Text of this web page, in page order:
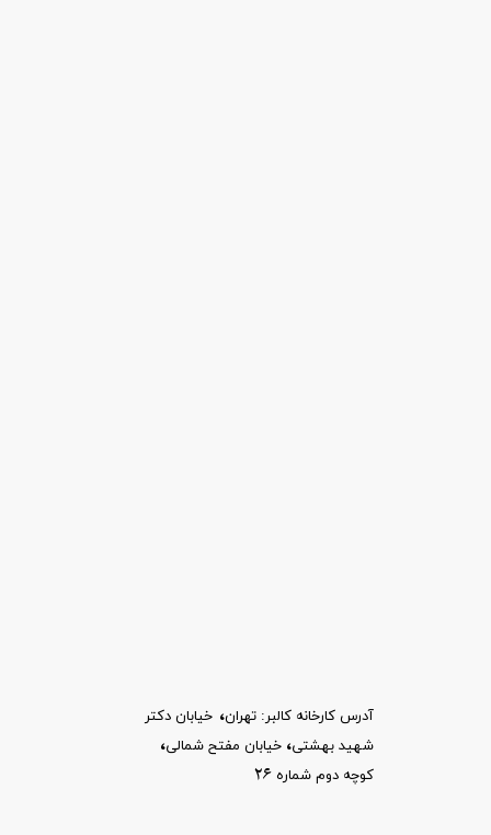
آدرس کارخانه کالبر: تهران، خیابان دکتر
شهید بهشتی، خیابان مفتح شمالی،​​​​​​​
کوچه دوم شماره 26